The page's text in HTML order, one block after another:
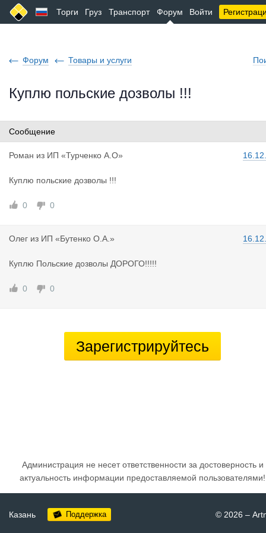
Торги Груз Транспорт Форум Войти
Форум Товары и услуги
Куплю польские дозволы !!!
Сообщение
Роман из ИП «Турченко А.О»
Куплю польские дозволы !!!
0 0
Олег из ИП «Бутенко О.А.»
Куплю Польские дозволы ДОРОГО!!!!!
0 0
Зарегистрируйтесь
Администрация не несет ответственности за достоверность и
актуальность информации предоставляемой пользователями!
Казань Поддержка © 2026 –